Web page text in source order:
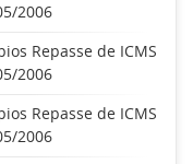
2006
Repasse de ICMS
2006
Repasse de ICMS
2006